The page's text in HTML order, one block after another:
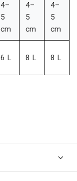
4–
5
cm
4–
5
cm
4–
5
cm
6 L 8 L 8 L